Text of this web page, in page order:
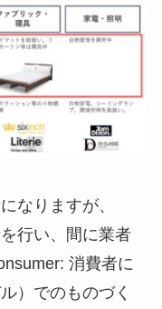
なりますが、
行い、間に業者
消費者に
）でのものづく